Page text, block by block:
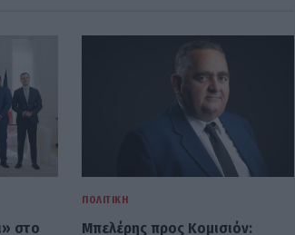
στο
ΠΟΛΙΤΙΚΉ
Μπελέρης προς Κομισιόν: